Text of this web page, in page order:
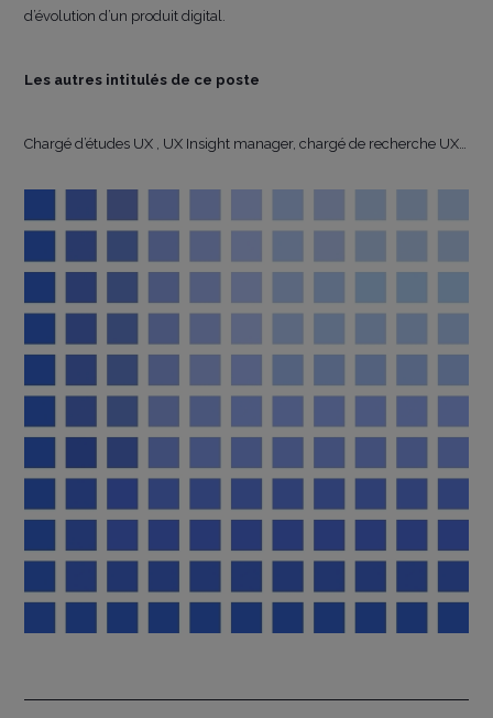
d’évolution d’un produit digital.
Les autres intitulés de ce poste
Chargé d’études UX , UX Insight manager, chargé de recherche UX…